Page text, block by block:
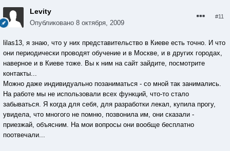
Levity
Опубликовано 8 октября, 2009
#11
lilas13, я знаю, что у них представительство в Киеве есть точно. И что
они периодически проводят обучение и в Москве, и в других городах,
наверное и в Киеве тоже. Вы к ним на сайт зайдите, посмотрите
контакты...
Можно даже индивидуально позаниматься - со мной так занимались.
На работе мы не использовали всех функций, что-то стало
забываться. Я когда для себя, для разработки лекал, купила прогу,
увидела, что многого не помню, позвонила им, они сказали -
приезжай, объясним. На мои вопросы они вообще бесплатно
поотвечали...